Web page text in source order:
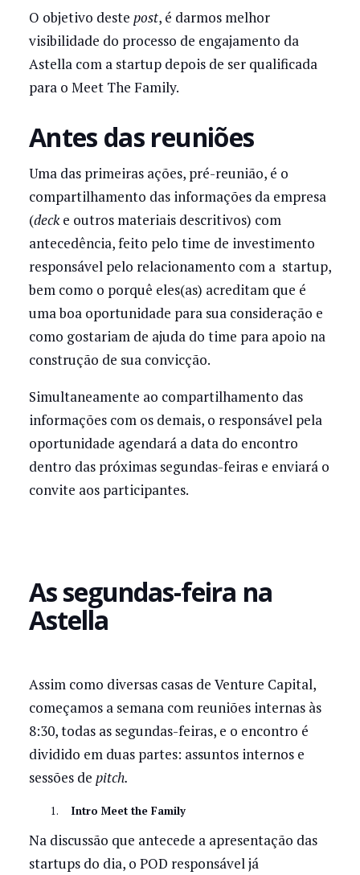
O objetivo deste post, é darmos melhor
visibilidade do processo de engajamento da
Astella com a startup depois de ser qualificada
para o Meet The Family.
Antes das reuniões
Uma das primeiras ações, pré-reunião, é o
compartilhamento das informações da empresa
(decke outros materiais descritivos) com
antecedência, feito pelo time de investimento
responsável pelo relacionamento com a startup,
bem como o porquê eles(as) acreditam que é
uma boa oportunidade para sua consideração e
como gostariam de ajuda do time para apoio na
construção de sua convicção.
Simultaneamente ao compartilhamento das
informações com os demais, o responsável pela
oportunidade agendará a data do encontro
dentro das próximas segundas-feiras e enviará o
convite aos participantes.
As segundas-feira na
Astella
Assim como diversas casas de Venture Capital,
começamos a semana com reuniões internas às
8:30, todas as segundas-feiras, e o encontro é
dividido em duas partes: assuntos internos e
sessões de pitch.
Intro Meet the Family
Na discussão que antecede a apresentação das
startups do dia, o POD responsável já